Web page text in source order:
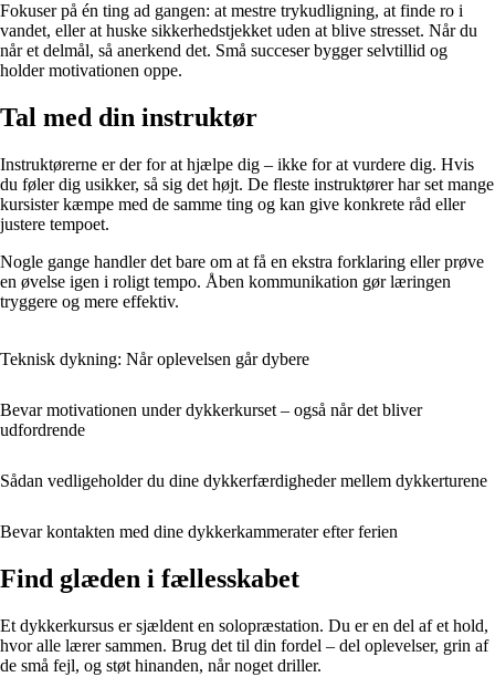
Fokuser på én ting ad gangen: at mestre trykudligning, at finde ro i
vandet, eller at huske sikkerhedstjekket uden at blive stresset. Når du
når et delmål, så anerkend det. Små succeser bygger selvtillid og
holder motivationen oppe.
Tal med din instruktør
Instruktørerne er der for at hjælpe dig – ikke for at vurdere dig. Hvis
du føler dig usikker, så sig det højt. De fleste instruktører har set mange
kursister kæmpe med de samme ting og kan give konkrete råd eller
justere tempoet.
Nogle gange handler det bare om at få en ekstra forklaring eller prøve
en øvelse igen i roligt tempo. Åben kommunikation gør læringen
tryggere og mere effektiv.
Teknisk dykning: Når oplevelsen går dybere
Bevar motivationen under dykkerkurset – også når det bliver
udfordrende
Sådan vedligeholder du dine dykkerfærdigheder mellem dykkerturene
Bevar kontakten med dine dykkerkammerater efter ferien
Find glæden i fællesskabet
Et dykkerkursus er sjældent en solopræstation. Du er en del af et hold,
hvor alle lærer sammen. Brug det til din fordel – del oplevelser, grin af
de små fejl, og støt hinanden, når noget driller.